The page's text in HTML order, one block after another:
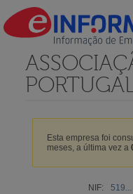
Esta empresa foi
meses, a última vez a
NIF:
519...